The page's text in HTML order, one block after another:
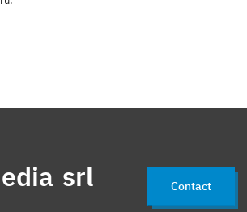
srl Contact